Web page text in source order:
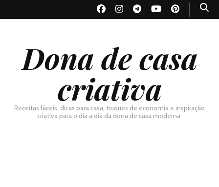
Dona de casa
criativa
Receitas fáceis, dicas para casa, truques de economia e inspiração
criativa para o dia a dia da dona de casa moderna.